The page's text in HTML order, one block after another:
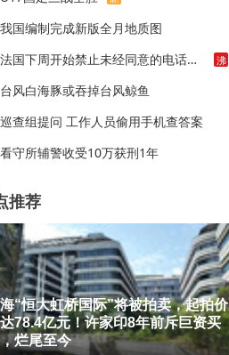
我国编制完成新版全月地质图
法国下周开始禁止未经同意的电话营销 沸
台风白海豚或吞掉台风鲸鱼
巡查组提问 工作人员偷用手机查答案
看守所辅警收受10万获刑1年
推荐
“恒大虹桥国际”将被拍卖，起拍价
78.4亿元！许家印8年前斥巨资买
烂尾至今